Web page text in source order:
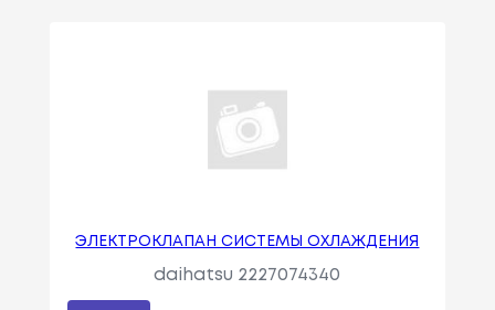
ЭЛЕКТРОКЛАПАН СИСТЕМЫ ОХЛАЖДЕНИЯ
daihatsu 2227074340